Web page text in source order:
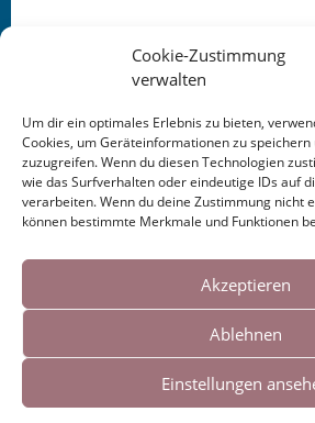
Cookies helfen uns bei der
unserer Inhalte und Dienste. Durch
weitere Nutzung der Webseite
der Verwendung von Cookies zu.
Okay!
Cookie-Zustimmung
verwalten
Um dir ein optimales Erlebnis zu bieten,
Cookies, um Geräteinformationen zu
zuzugreifen. Wenn du diesen Technologien
wie das Surfverhalten oder eindeutige IDs auf
verarbeiten. Wenn du deine Zustimmung nicht
können bestimmte Merkmale und Funktionen
Akzeptieren
Ablehnen
Einstellungen
This entry was posted inKALENDER
permalink.
Post
navigation
der Gegenwart 2018
Impressum|